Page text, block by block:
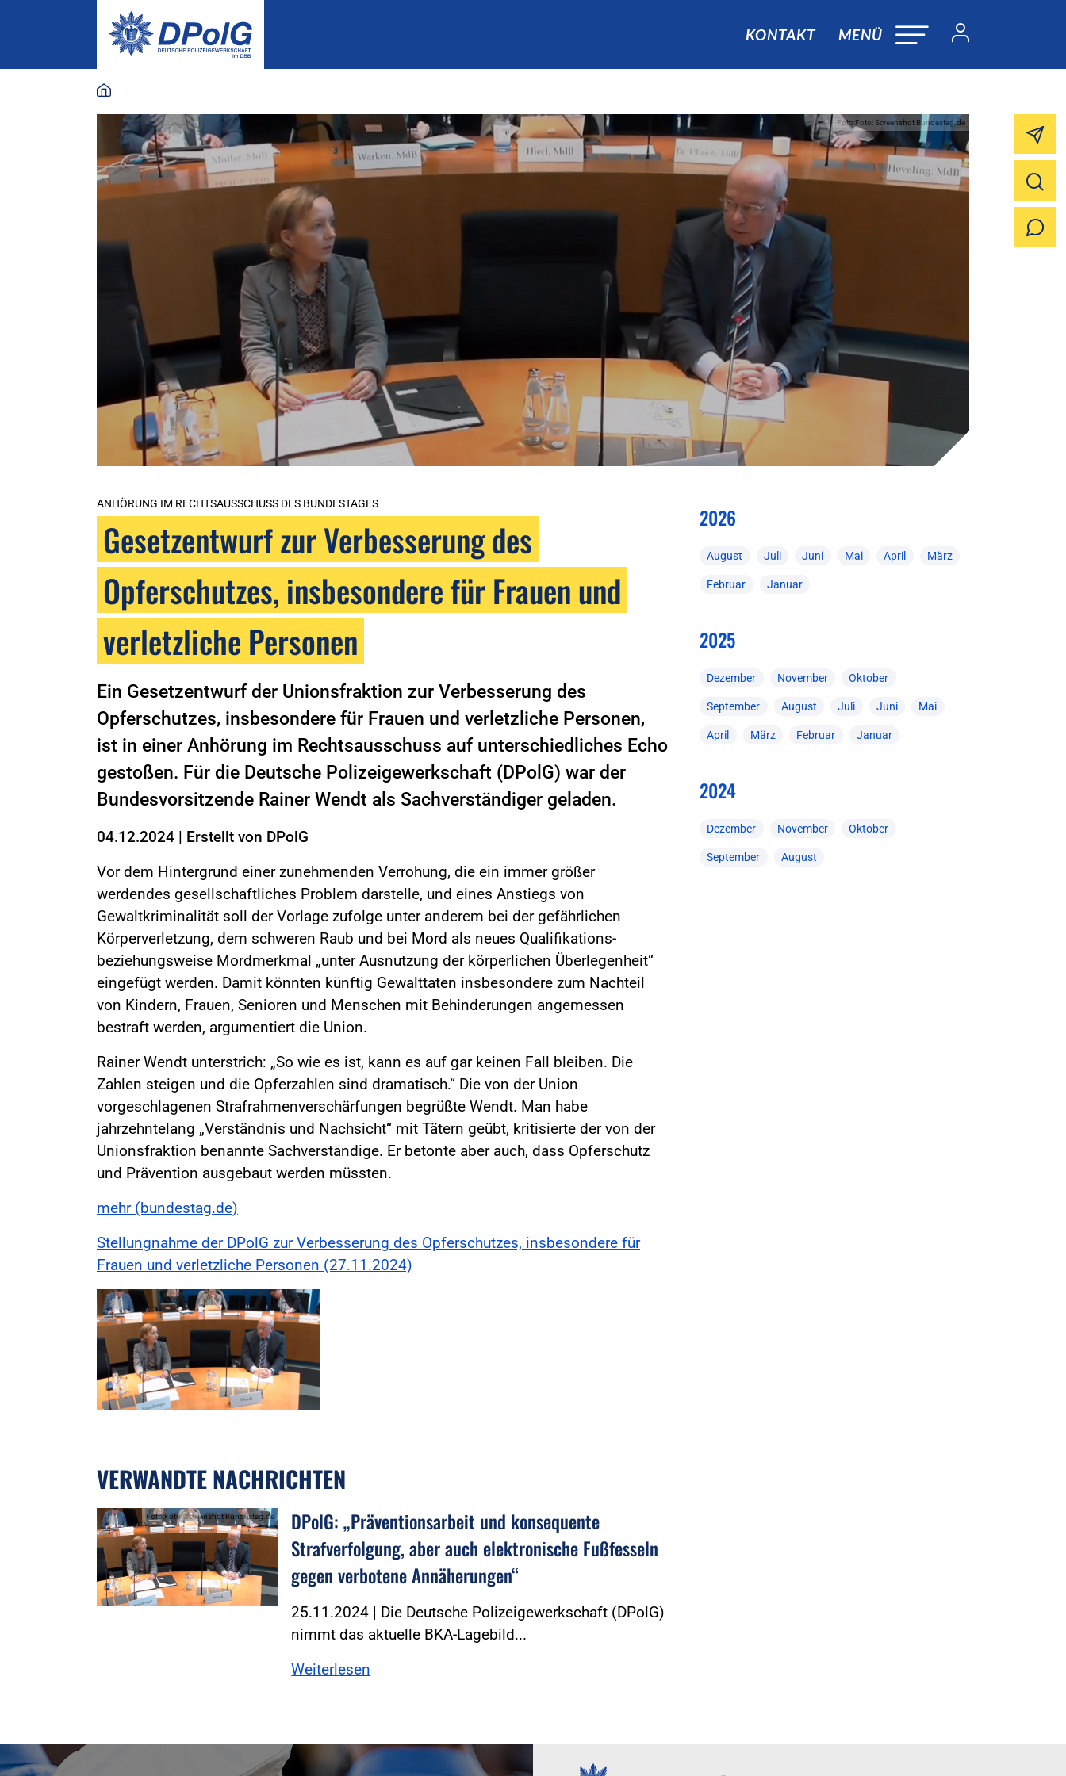
KONTAKT MENÜ
Foto:Foto: Screenshot Bundestag.de
ANHÖRUNG IM RECHTSAUSSCHUSS DES BUNDESTAGES
Gesetzentwurf zur Verbesserung des
Opferschutzes, insbesondere für Frauen und
verletzliche Personen
Ein Gesetzentwurf der Unionsfraktion zur Verbesserung des
Opferschutzes, insbesondere für Frauen und verletzliche Personen,
ist in einer Anhörung im Rechtsausschuss auf unterschiedliches Echo
gestoßen. Für die Deutsche Polizeigewerkschaft (DPolG) war der
Bundesvorsitzende Rainer Wendt als Sachverständiger geladen.
04.12.2024 | Erstellt von DPolG
Vor dem Hintergrund einer zunehmenden Verrohung, die ein immer größer
werdendes gesellschaftliches Problem darstelle, und eines Anstiegs von
Gewaltkriminalität soll der Vorlage zufolge unter anderem bei der gefährlichen
Körperverletzung, dem schweren Raub und bei Mord als neues Qualifikations-
beziehungsweise Mordmerkmal „unter Ausnutzung der körperlichen Überlegenheit“
eingefügt werden. Damit könnten künftig Gewalttaten insbesondere zum Nachteil
von Kindern, Frauen, Senioren und Menschen mit Behinderungen angemessen
bestraft werden, argumentiert die Union.
Rainer Wendt unterstrich: „So wie es ist, kann es auf gar keinen Fall bleiben. Die
Zahlen steigen und die Opferzahlen sind dramatisch.“ Die von der Union
vorgeschlagenen Strafrahmenverschärfungen begrüßte Wendt. Man habe
jahrzehntelang „Verständnis und Nachsicht“ mit Tätern geübt, kritisierte der von der
Unionsfraktion benannte Sachverständige. Er betonte aber auch, dass Opferschutz
und Prävention ausgebaut werden müssten.
mehr (bundestag.de)
Stellungnahme der DPolG zur Verbesserung des Opferschutzes, insbesondere für
Frauen und verletzliche Personen (27.11.2024)
VERWANDTE NACHRICHTEN
Foto:Foto: Screenshot Bundestag.de
DPolG: „Präventionsarbeit und konsequente
Strafverfolgung, aber auch elektronische Fußfesseln
gegen verbotene Annäherungen“
25.11.2024 | Die Deutsche Polizeigewerkschaft (DPolG)
nimmt das aktuelle BKA-Lagebild...
Weiterlesen
2026
August Juli Juni Mai April März
Februar Januar
2025
Dezember November Oktober
September August Juli Juni Mai
April März Februar Januar
2024
Dezember November Oktober
September August